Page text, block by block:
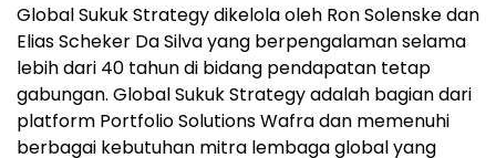
Global Sukuk Strategy dikelola oleh Ron Solenske dan
Elias Scheker Da Silva yang berpengalaman selama
lebih dari 40 tahun di bidang pendapatan tetap
gabungan. Global Sukuk Strategy adalah bagian dari
platform Portfolio Solutions Wafra dan memenuhi
berbagai kebutuhan mitra lembaga global yang